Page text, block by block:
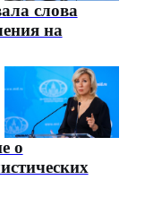
слова
на
о